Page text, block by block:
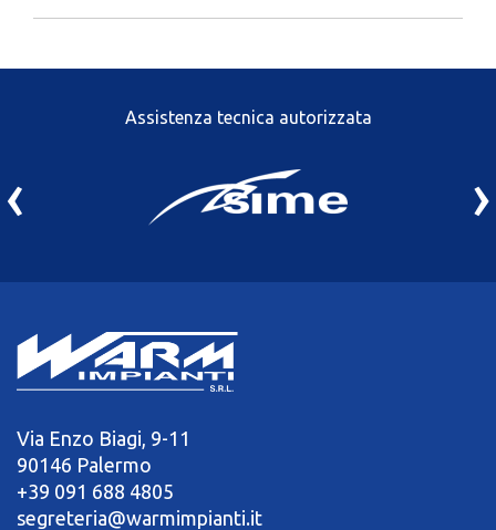
Assistenza tecnica autorizzata
‹ ›
Via Enzo Biagi, 9-11
90146 Palermo
+39 091 688 4805
segreteria@warmimpianti.it